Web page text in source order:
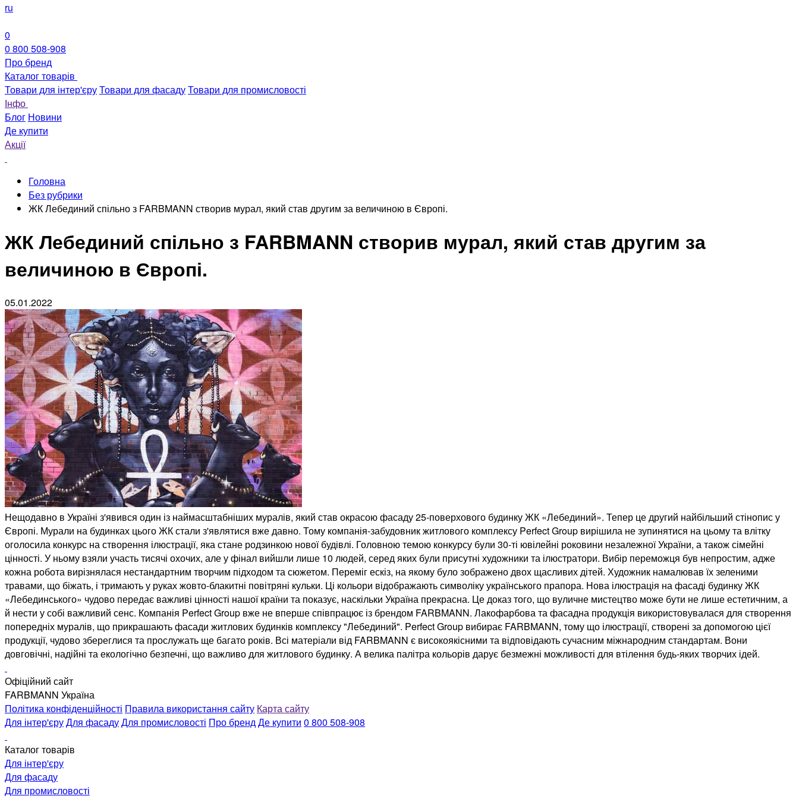
ru
0
0 800 508-908
Про бренд
Каталог товарів
Товари для інтер'єруТовари для фасадуТовари для промисловості
Інфо
Блог Новини
Де купити
Акції
Головна
Без рубрики
ЖК Лебединий спільно з FARBMANN створив мурал, який став другим за величиною в Європі.
ЖК Лебединий спільно з FARBMANN створив мурал, який став другим за
величиною в Європі.
05.01.2022
Нещодавно в Україні з'явився один із наймасштабніших муралів, який став окрасою фасаду 25-поверхового будинку ЖК «Лебединий». Тепер це другий найбільший стінопис у
Європі. Мурали на будинках цього ЖК стали з'являтися вже давно. Тому компанія-забудовник житлового комплексу Perfect Group вирішила не зупинятися на цьому та влітку
оголосила конкурс на створення ілюстрації, яка стане родзинкою нової будівлі. Головною темою конкурсу були 30-ті ювілейні роковини незалежної України, а також сімейні
цінності. У ньому взяли участь тисячі охочих, але у фінал вийшли лише 10 людей, серед яких були присутні художники та ілюстратори. Вибір переможця був непростим, адже
кожна робота вирізнялася нестандартним творчим підходом та сюжетом. Переміг ескіз, на якому було зображено двох щасливих дітей. Художник намалював їх зеленими
травами, що біжать, і тримають у руках жовто-блакитні повітряні кульки. Ці кольори відображають символіку українського прапора. Нова ілюстрація на фасаді будинку ЖК
«Лебединського» чудово передає важливі цінності нашої країни та показує, наскільки Україна прекрасна. Це доказ того, що вуличне мистецтво може бути не лише естетичним, а
й нести у собі важливий сенс. Компанія Perfect Group вже не вперше співпрацює із брендом FARBMANN. Лакофарбова та фасадна продукція використовувалася для створення
попередніх муралів, що прикрашають фасади житлових будинків комплексу "Лебединий". Perfect Group вибирає FARBMANN, тому що ілюстрації, створені за допомогою цієї
продукції, чудово збереглися та прослужать ще багато років. Всі матеріали від FARBMANN є високоякісними та відповідають сучасним міжнародним стандартам. Вони
довговічні, надійні та екологічно безпечні, що важливо для житлового будинку. А велика палітра кольорів дарує безмежні можливості для втілення будь-яких творчих ідей.
Офіційний сайт
FARBMANN Україна
Політика конфіденційності Правила використання сайту Карта сайту
Для інтер'єруДля фасадуДля промисловості Про брендДе купити 0 800 508-908
Каталог товарів
Для інтер'єру
Для фасаду
Для промисловості